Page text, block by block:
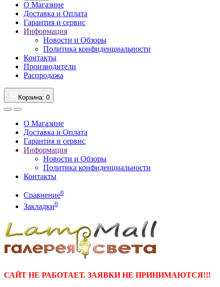
О Магазине
Доставка и Оплата
Гарантия и сервис
Информация
Новости и Обзоры
Политика конфиденциальности
Контакты
Производители
Распродажа
Корзина: 0
О Магазине
Доставка и Оплата
Гарантия и сервис
Информация
Новости и Обзоры
Политика конфиденциальности
Контакты
Сравнение0
Закладки0
САЙТ НЕ РАБОТАЕТ. ЗАЯВКИ НЕ ПРИНИМАЮТСЯ!!!